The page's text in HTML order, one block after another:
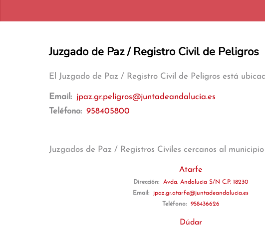
Juzgado de Paz / Registro Civil de Peligros
El Juzgado de Paz / Registro Civil de Peligros está
Email: jpaz.gr.peligros@juntadeandalucia.es
Teléfono: 958405800
Juzgados de Paz / Registros Civiles cercanos al
Atarfe
Dirección:
Avda. Andalucia S/N C.P. 18230
Email:
jpaz.gr.atarfe@juntadeandalucia.es
Teléfono:
958436626
Dúdar